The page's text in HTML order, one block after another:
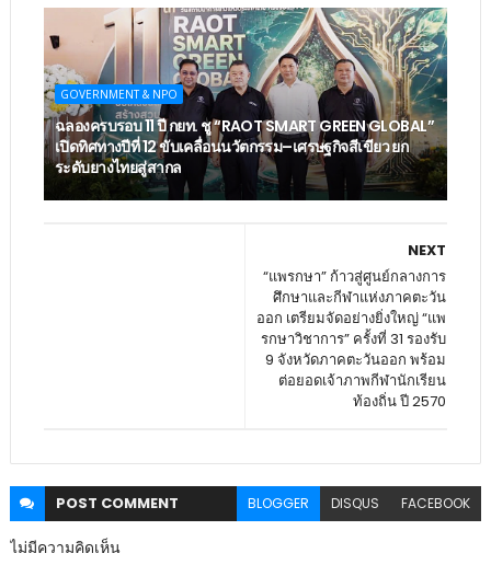
GOVERNMENT & NPO
ฉลองครบรอบ 11 ปี กยท. ชู “RAOT SMART GREEN GLOBAL”
เปิดทิศทางปีที่ 12 ขับเคลื่อนนวัตกรรม–เศรษฐกิจสีเขียว ยก
ระดับยางไทยสู่สากล
NEXT
“แพรกษา” ก้าวสู่ศูนย์กลางการ
ศึกษาและกีฬาแห่งภาคตะวัน
ออก เตรียมจัดอย่างยิ่งใหญ่ “แพ
รกษาวิชาการ” ครั้งที่ 31 รองรับ
9 จังหวัดภาคตะวันออก พร้อม
ต่อยอดเจ้าภาพกีฬานักเรียน
ท้องถิ่น ปี 2570
POST COMMENT BLOGGER DISQUS FACEBOOK
ไม่มีความคิดเห็น